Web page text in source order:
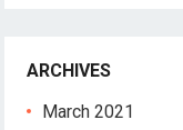
ARCHIVES
March 2021